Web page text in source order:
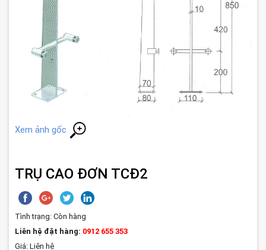
Xem ảnh gốc
TRỤ CAO ĐƠN TCĐ2
Tình trạng: Còn hàng
Liên hệ đặt hàng: 0912 655 353
Giá: Liên hệ